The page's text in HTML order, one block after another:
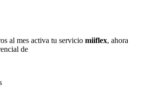
al mes activa tu servicio miiflex, ahora
de